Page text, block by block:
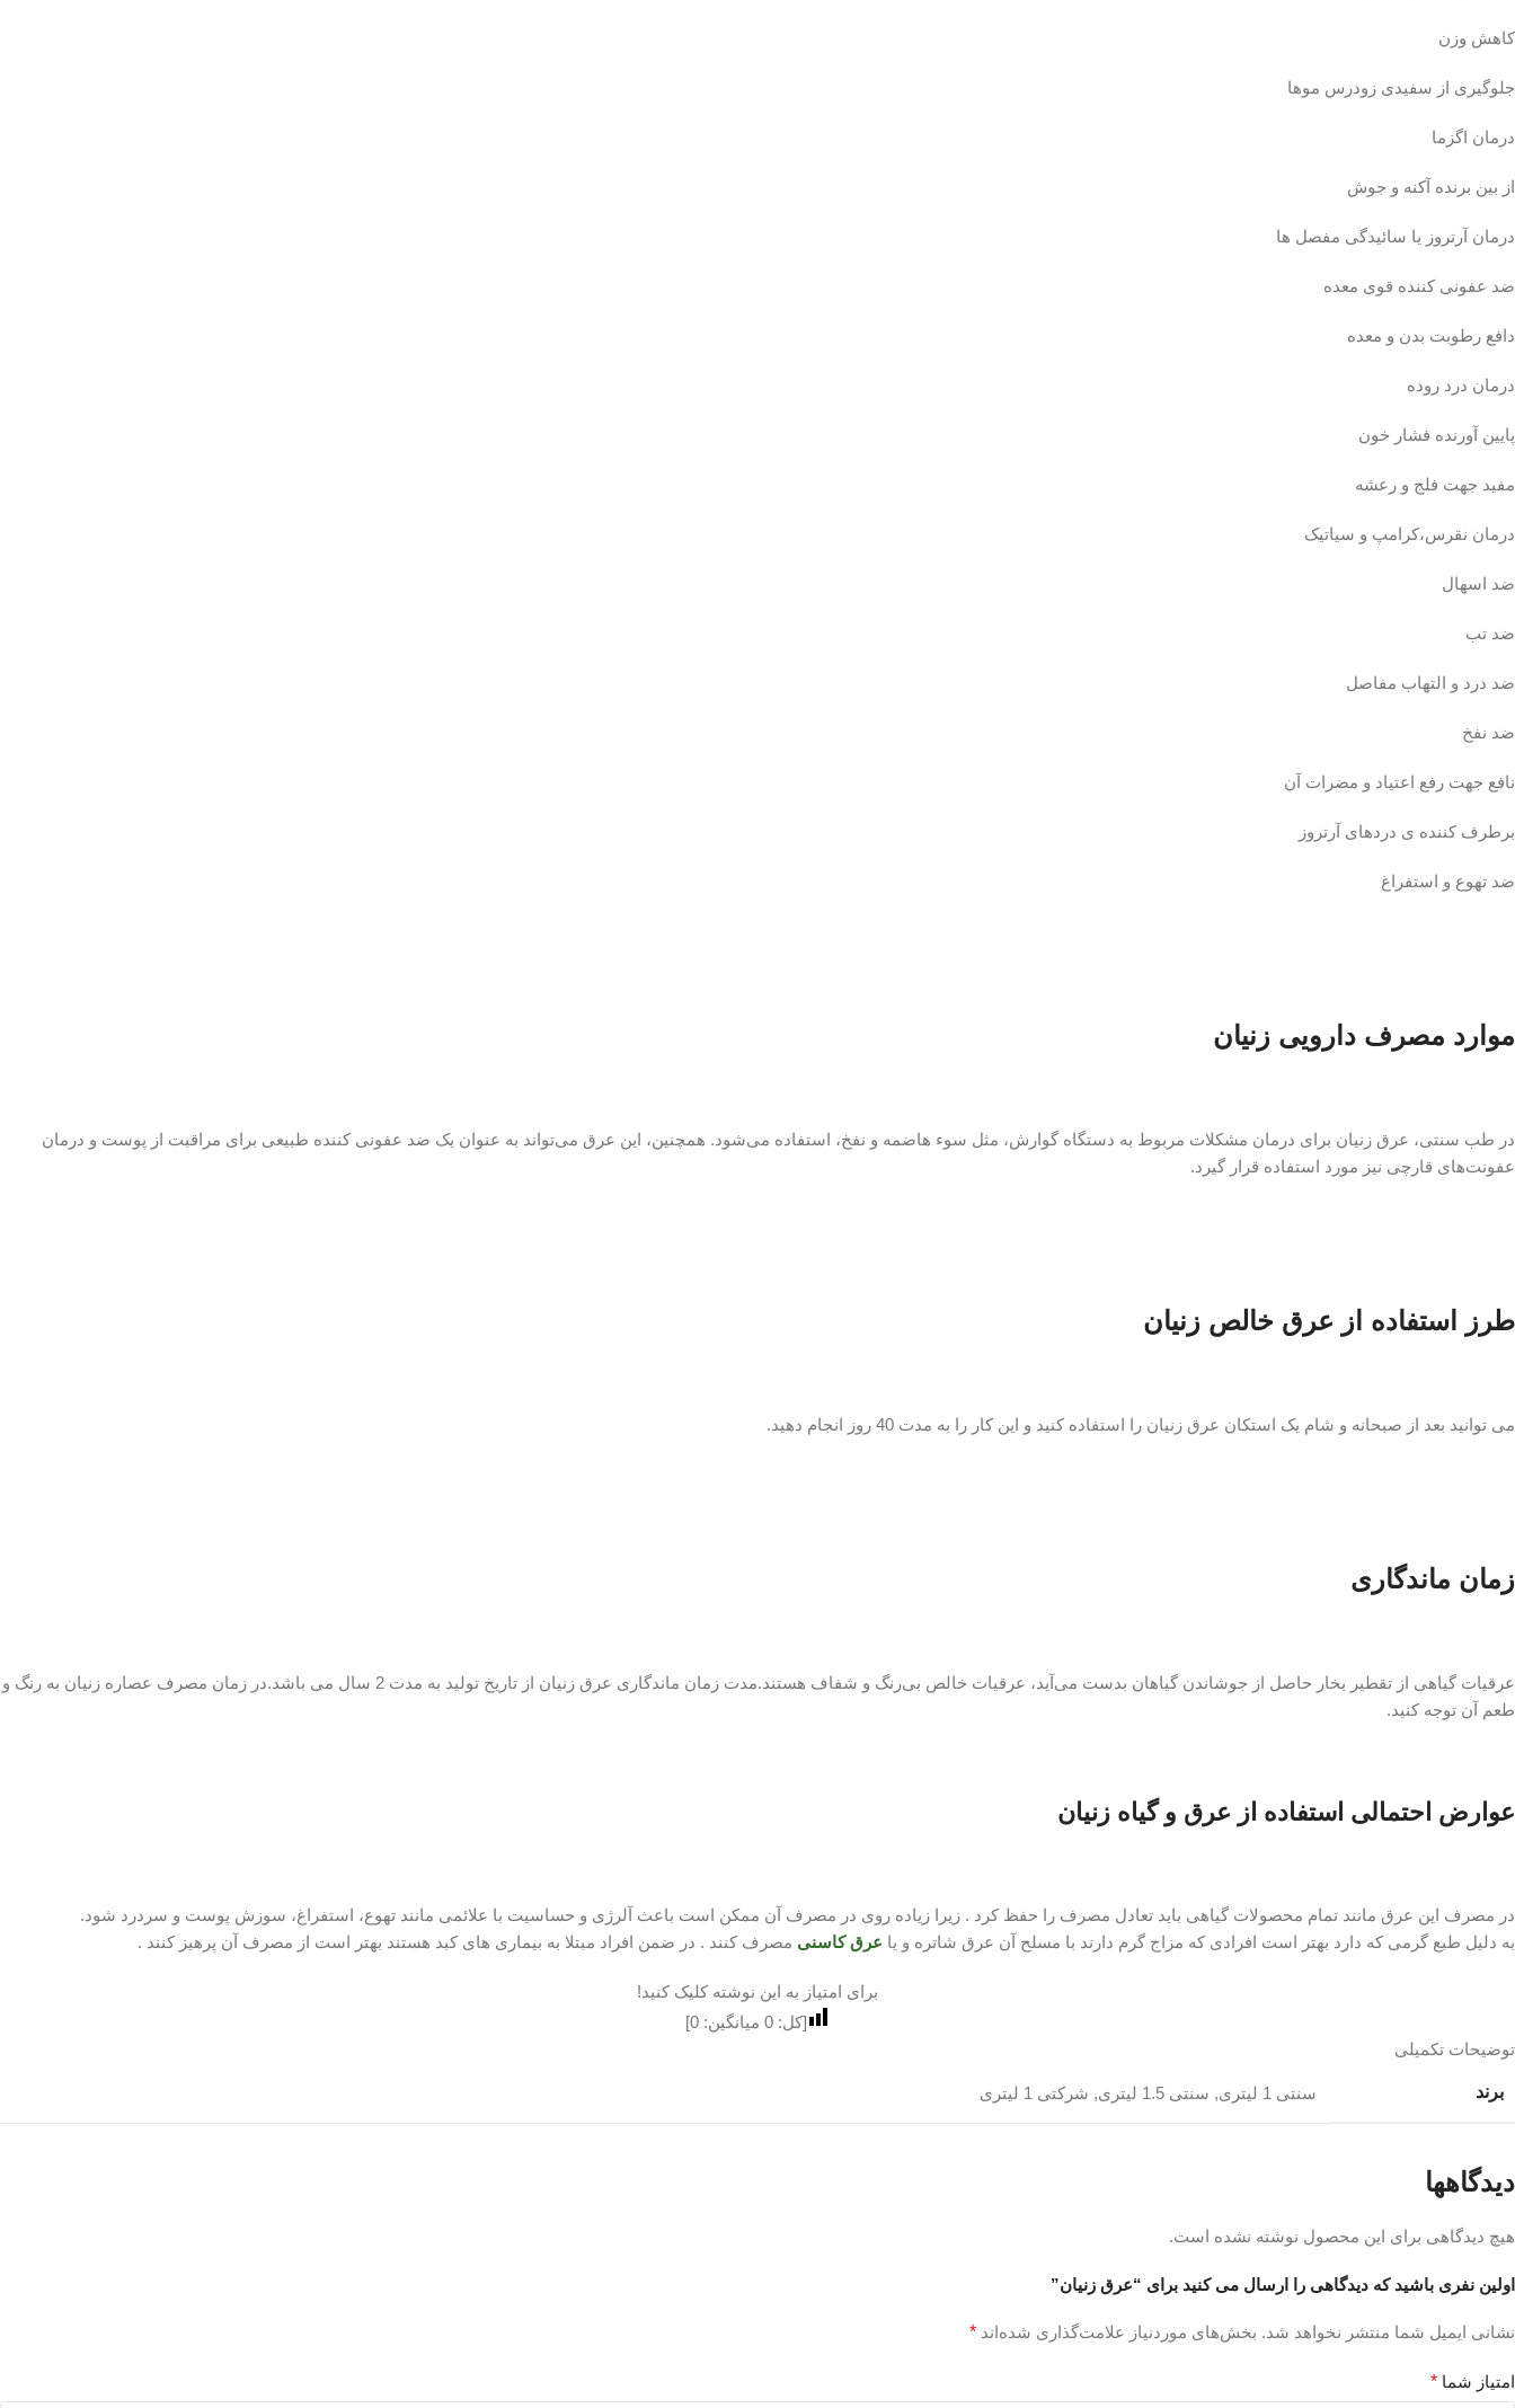
کاهش وزن
جلوگیری از سفیدی زودرس موها
درمان اگزما
از بین برنده آکنه و جوش
درمان آرتروز یا سائیدگی مفصل ها
ضد عفونی کننده قوی معده
دافع رطوبت بدن و معده
درمان درد روده
پایین آورنده فشار خون
مفید جهت فلج و رعشه
درمان نقرس،کرامپ و سیاتیک
ضد اسهال
ضد تب
ضد درد و التهاب مفاصل
ضد نفخ
نافع جهت رفع اعتیاد و مضرات آن
برطرف کننده ی دردهای آرتروز
ضد تهوع و استفراغ
موارد مصرف دارویی زنیان
در طب سنتی، عرق زنیان برای درمان مشکلات مربوط به دستگاه گوارش، مثل سوء هاضمه و نفخ، استفاده می‌شود. همچنین، این عرق می‌تواند به عنوان یک ضد عفونی کننده طبیعی برای مراقبت از پوست و درمان
عفونت‌های قارچی نیز مورد استفاده قرار گیرد.
طرز استفاده از عرق خالص زنیان
می توانید بعد از صبحانه و شام یک استکان عرق زنیان را استفاده کنید و این کار را به مدت 40 روز انجام دهید.
زمان ماندگاری
عرقیات گیاهی از تقطیر بخار حاصل از جوشاندن گیاهان بدست می‌آید، عرقیات خالص بی‌رنگ و شفاف هستند.مدت زمان ماندگاری عرق زنیان از تاریخ تولید به مدت 2 سال می باشد.در زمان مصرف عصاره زنیان به رنگ و
طعم آن توجه کنید.
عوارض احتمالی استفاده از عرق و گیاه زنیان
در مصرف این عرق مانند تمام محصولات گیاهی باید تعادل مصرف را حفظ کرد . زیرا زیاده روی در مصرف آن ممکن است باعث آلرژی و حساسیت با علائمی مانند تهوع، استفراغ، سوزش پوست و سردرد شود.
به دلیل طبع گرمی که دارد بهتر است افرادی که مزاج گرم دارند با مسلح آن عرق شاتره و یا عرق کاسنی مصرف کنند . در ضمن افراد مبتلا به بیماری های کبد هستند بهتر است از مصرف آن پرهیز کنند .
برای امتیاز به این نوشته کلیک کنید!
[کل: 0 میانگین: 0
]
توضیحات تکمیلی
برند سنتی 1 لیتری , سنتی 1.5 لیتری , شرکتی 1 لیتری
دیدگاهها
هیچ دیدگاهی برای این محصول نوشته نشده است.
اولین نفری باشید که دیدگاهی را ارسال می کنید برای “عرق زنیان”
نشانی ایمیل شما منتشر نخواهد شد. بخش‌های موردنیاز علامت‌گذاری شده‌اند *
امتیاز شما *